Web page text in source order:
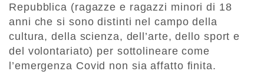
Repubblica (ragazze e ragazzi minori di 18
anni che si sono distinti nel campo della
cultura, della scienza, dell’arte, dello sport e
del volontariato) per sottolineare come
l’emergenza Covid non sia affatto finita.